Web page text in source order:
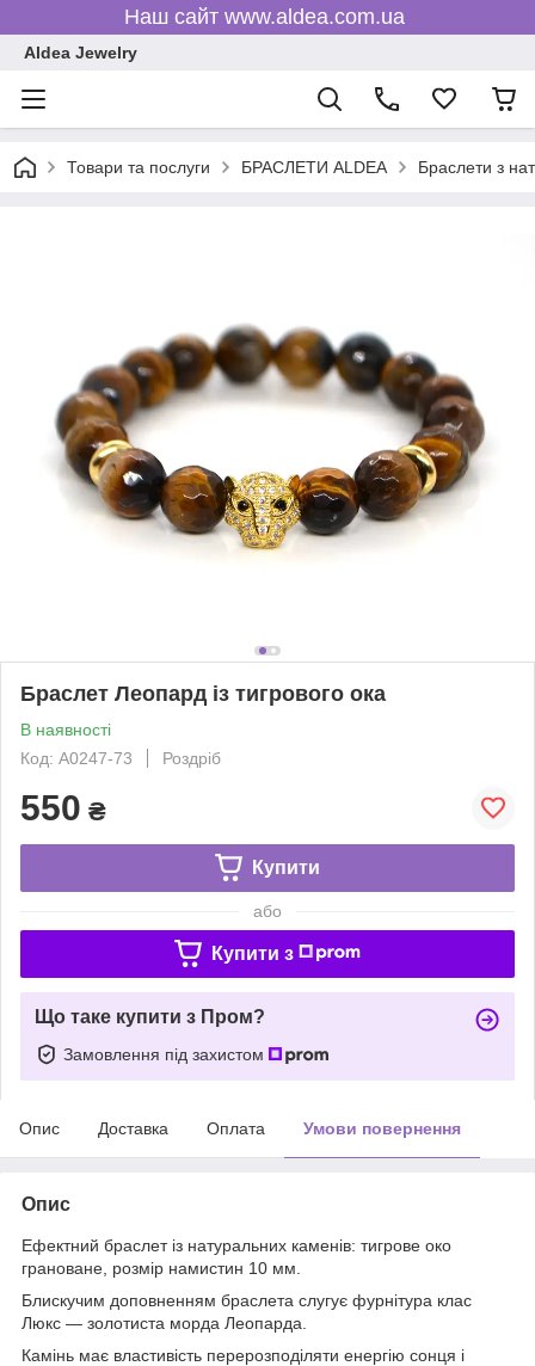
Наш сайт www.aldea.com.ua
Aldea Jewelry
Товари та послуги БРАСЛЕТИ ALDEA Браслети з
Браслет Леопард із тигрового ока
В наявності
Код: A0247-73
Роздріб
550 ₴
Купити
або
Купити з
Що таке купити з Пром?
Замовлення під захистом
Опис Доставка Оплата Умови повернення
Опис
Ефектний браслет із натуральних каменів: тигрове око
грановане, розмір намистин 10 мм.
Блискучим доповненням браслета слугує фурнітура клас
Люкс — золотиста морда Леопарда.
Камінь має властивість перерозподіляти енергію сонця і